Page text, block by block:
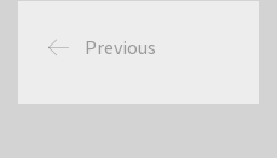
Previous